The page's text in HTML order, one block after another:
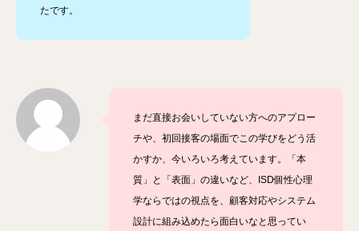
たです。
まだ直接お会いしていない方へのアプロー
チや、初回接客の場面でこの学びをどう活
かすか、今いろいろ考えています。「本
質」と「表面」の違いなど、ISD個性心理
学ならではの視点を、顧客対応やシステム
設計に組み込めたら面白いなと思ってい